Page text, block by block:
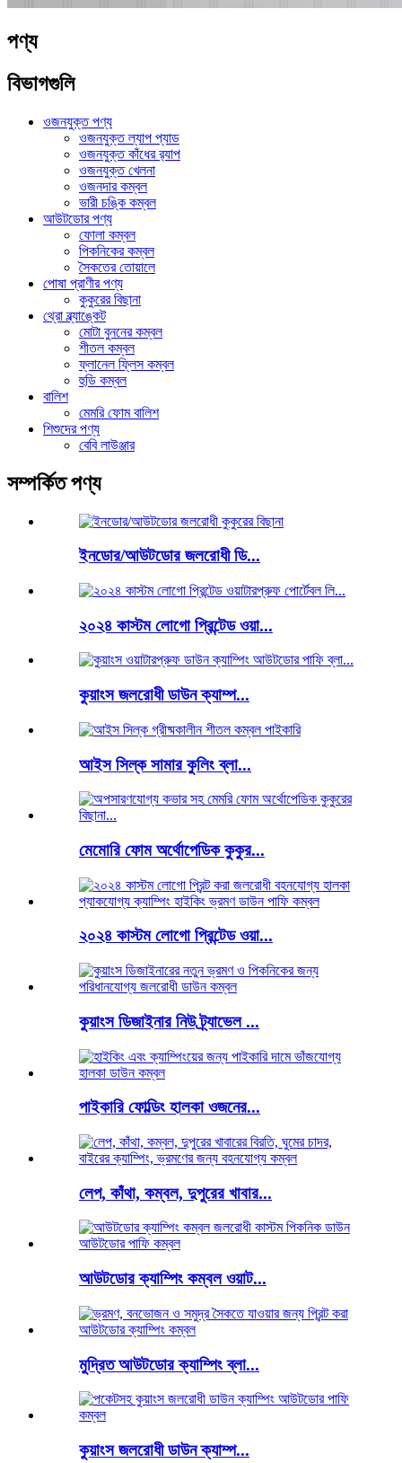
পণ্য
বিভাগগুলি
ওজনযুক্ত পণ্য
ওজনযুক্ত ল্যাপ প্যাড
ওজনযুক্ত কাঁধের র‍্যাপ
ওজনযুক্ত খেলনা
ওজনদার কম্বল
ভারী চঙ্কি কম্বল
আউটডোর পণ্য
ফোলা কম্বল
পিকনিকের কম্বল
সৈকতের তোয়ালে
পোষা প্রাণীর পণ্য
কুকুরের বিছানা
থ্রো ব্ল্যাঙ্কেট
মোটা বুননের কম্বল
শীতল কম্বল
ফ্লানেল ফ্লিস কম্বল
হুডি কম্বল
বালিশ
মেমরি ফোম বালিশ
শিশুদের পণ্য
বেবি লাউঞ্জার
সম্পর্কিত পণ্য
ইনডোর/আউটডোর জলরোধী ডি...
২০২৪ কাস্টম লোগো প্রিন্টেড ওয়া...
কুয়াংস জলরোধী ডাউন ক্যাম্প...
আইস সিল্ক সামার কুলিং ব্লা...
মেমোরি ফোম অর্থোপেডিক কুকুর...
২০২৪ কাস্টম লোগো প্রিন্টেড ওয়া...
কুয়াংস ডিজাইনার নিউ ট্র্যাভেল ...
পাইকারি ফোল্ডিং হালকা ওজনের...
লেপ, কাঁথা, কম্বল, দুপুরের খাবার...
আউটডোর ক্যাম্পিং কম্বল ওয়াট...
মুদ্রিত আউটডোর ক্যাম্পিং ব্লা...
কুয়াংস জলরোধী ডাউন ক্যাম্প...